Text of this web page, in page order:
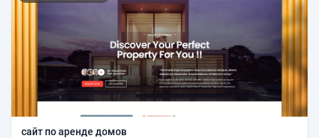
сайт по аренде домов